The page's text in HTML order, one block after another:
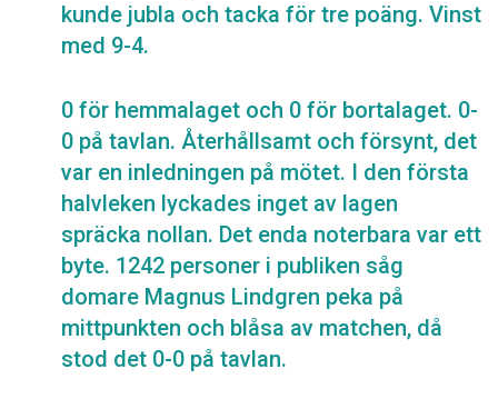
kunde jubla och tacka för tre poäng. Vinst
med 9-4.
0 för hemmalaget och 0 för bortalaget. 0-
0 på tavlan. Återhållsamt och försynt, det
var en inledningen på mötet. I den första
halvleken lyckades inget av lagen
spräcka nollan. Det enda noterbara var ett
byte. 1242 personer i publiken såg
domare Magnus Lindgren peka på
mittpunkten och blåsa av matchen, då
stod det 0-0 på tavlan.